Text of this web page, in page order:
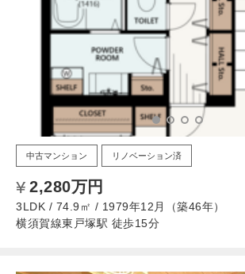
中古マンション リノベーション済
2,280万円
3LDK / 74.9㎡ / 1979年12月（築46年）
横須賀線東戸塚駅 徒歩15分